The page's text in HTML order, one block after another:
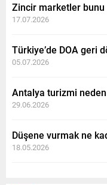
Zincir marketler bunu
17.07.2026
Türkiye’de DOA geri
05.07.2026
Antalya turizmi
29.06.2026
Düşene vurmak ne
18.05.2026